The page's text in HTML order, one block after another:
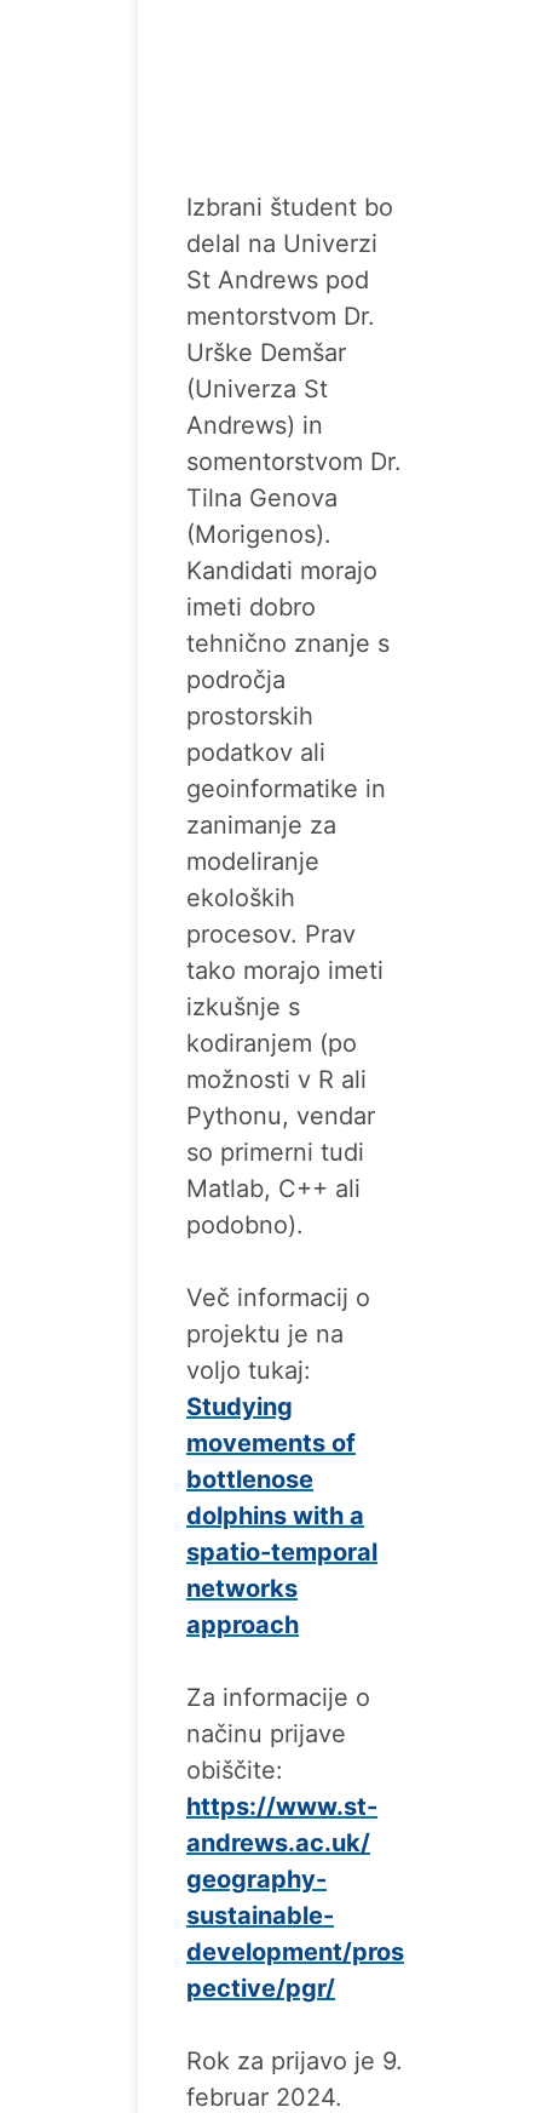
Izbrani študent bo
delal na Univerzi
St Andrews pod
mentorstvom Dr.
Urške Demšar
(Univerza St
Andrews) in
somentorstvom Dr.
Tilna Genova
(Morigenos).
Kandidati morajo
imeti dobro
tehnično znanje s
področja
prostorskih
podatkov ali
geoinformatike in
zanimanje za
modeliranje
ekoloških
procesov. Prav
tako morajo imeti
izkušnje s
kodiranjem (po
možnosti v R ali
Pythonu, vendar
so primerni tudi
Matlab, C++ ali
podobno).
Več informacij o
projektu je na
voljo tukaj:
Studying
movements of
bottlenose
dolphins with a
spatio-temporal
networks
approach
Za informacije o
načinu prijave
obiščite:
https://www.st-
andrews.ac.uk/
geography-
sustainable-
development/pros
pective/pgr/
Rok za prijavo je 9.
februar 2024.